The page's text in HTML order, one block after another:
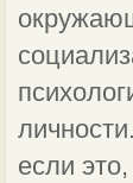
если